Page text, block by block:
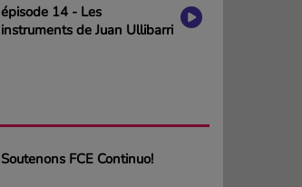
épisode 14 - Les
instruments de Juan Ullibarri
Soutenons FCE Continuo!